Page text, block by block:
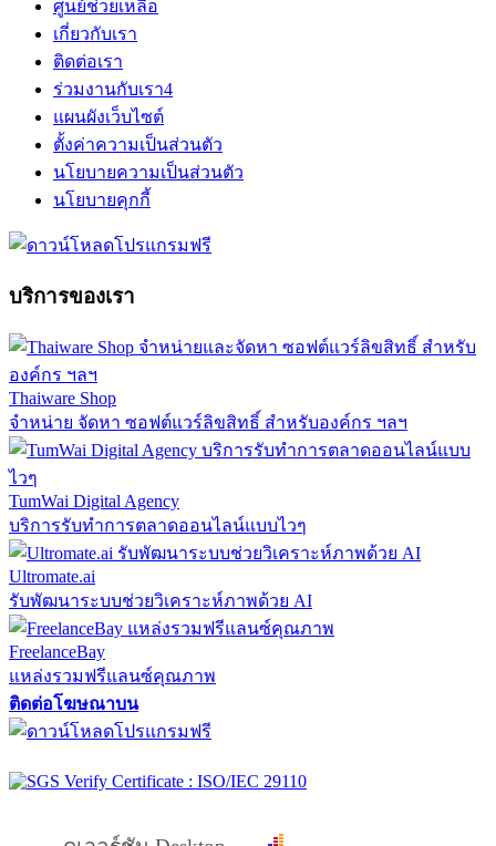
ศูนย์ช่วยเหลือ
เกี่ยวกับเรา
ติดต่อเรา
ร่วมงานกับเรา4
แผนผังเว็บไซต์
ตั้งค่าความเป็นส่วนตัว
นโยบายความเป็นส่วนตัว
นโยบายคุกกี้
บริการของเรา
Thaiware Shop
จำหน่าย จัดหา ซอฟต์แวร์ลิขสิทธิ์ สำหรับองค์กร ฯลฯ
TumWai Digital Agency
บริการรับทำการตลาดออนไลน์แบบไวๆ
Ultromate.ai
รับพัฒนาระบบช่วยวิเคราะห์ภาพด้วย AI
FreelanceBay
แหล่งรวมฟรีแลนซ์คุณภาพ
ติดต่อโฆษณาบน